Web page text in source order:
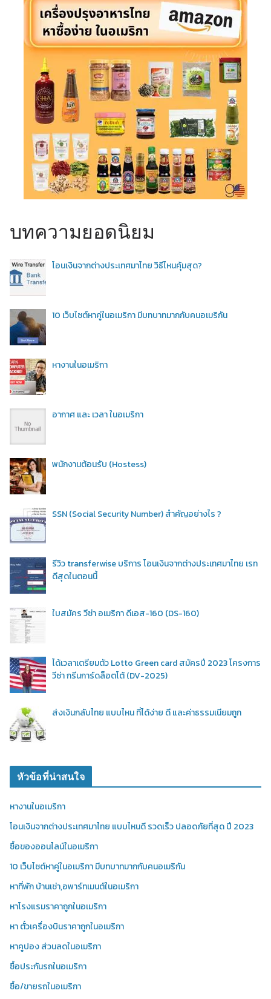
บทความยอดนิยม
โอนเงินจากต่างประเทศมาไทย วิธีไหนคุ้มสุด?
10 เว็บไซต์หาคู่ในอเมริกา มีบทบาทมากกับคนอเมริกัน
หางานในอเมริกา
อากาศ และ เวลา ในอเมริกา
พนักงานต้อนรับ (Hostess)
SSN (Social Security Number) สำคัญอย่างไร ?
รีวิว transferwise บริการ โอนเงินจากต่างประเทศมาไทย เรท
ดีสุดในตอนนี้
ใบสมัคร วีซ่า อเมริกา ดีเอส-160 (DS-160)
ได้เวลาเตรียมตัว Lotto Green card สมัครปี 2023 โครงการ
วีซ่า กรีนการ์ดล็อตโต้ (DV-2025)
ส่งเงินกลับไทย แบบไหน ที่ได้ง่าย ดี และค่าธรรมเนียมถูก
หัวข้อที่น่าสนใจ
หางานในอเมริกา
โอนเงินจากต่างประเทศมาไทย แบบไหนดี รวดเร็ว ปลอดภัยที่สุด ปี 2023
ซื้อของออนไลน์ในอเมริกา
10 เว็บไซต์หาคู่ในอเมริกา มีบทบาทมากกับคนอเมริกัน
หาที่พัก บ้านเช่า,อพาร์ทเมนต์ในอเมริกา
หาโรงแรมราคาถูกในอเมริกา
หา ตั๋วเครื่องบินราคาถูกในอเมริกา
หาคูปอง ส่วนลดในอเมริกา
ซื้อประกันรถในอเมริกา
ซื้อ/ขายรถในอเมริกา